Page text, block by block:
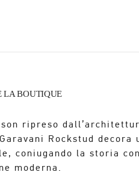
LA BOUTIQUE
ripreso
Rockstud decora
coniugando la storia con
moderna.